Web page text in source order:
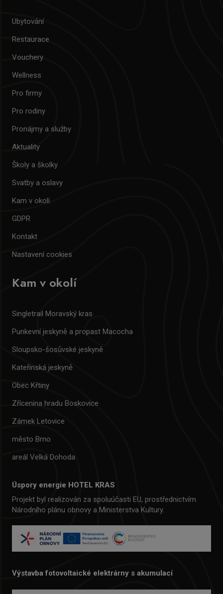
Ubytování
Restaurace
Vouchery
Wellness
Pro firmy
Pro rodiny
Pronájmy a služby
Aktuality
Školy a školky
Svatby a oslavy
Kam v okolí
GDPR
Kontakt
Nastavení cookies
Kam v okolí
Singletrail Moravský kras
Punkevní jeskyně a propast Macocha
Sloupsko-šosůvské jeskyně
Kateřinská jeskyně
Obec Křtiny
Zřícenina hradu Boskovice
Zámek Letovice
město Brno
areál Velká Dohoda
Úspory energie HOTEL KRAS
Projekt byl realizován za spoluúčasti EU, prostřednictvím
Národního plánu obnovy a Ministerstva Kultury.
Výstavba fotovoltaické elektrárny s akumulací